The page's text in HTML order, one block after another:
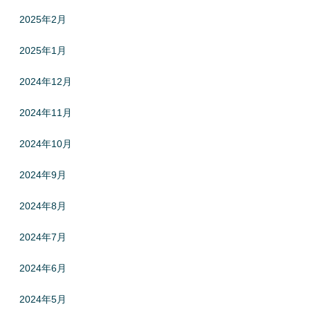
2025年2月
2025年1月
2024年12月
2024年11月
2024年10月
2024年9月
2024年8月
2024年7月
2024年6月
2024年5月